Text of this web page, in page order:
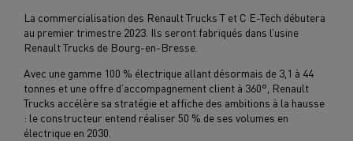
La commercialisation des Renault Trucks T et C E-Tech débutera
au premier trimestre 2023. Ils seront fabriqués dans l’usine
Renault Trucks de Bourg-en-Bresse.
Avec une gamme 100 % électrique allant désormais de 3,1 à 44
tonnes et une offre d’accompagnement client à 360°, Renault
Trucks accélère sa stratégie et affiche des ambitions à la hausse
: le constructeur entend réaliser 50 % de ses volumes en
électrique en 2030.